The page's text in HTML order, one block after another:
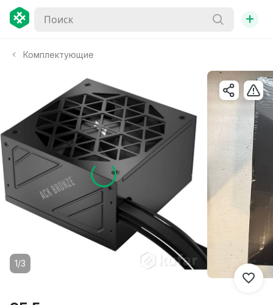
+
Комплектующие
1/3